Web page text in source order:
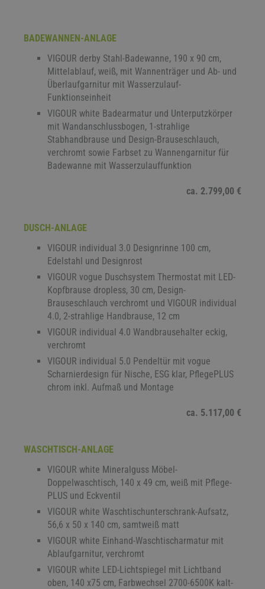
BADEWANNEN-ANLAGE
VIGOUR derby Stahl-Badewanne, 190 x 90 cm,
Mittelablauf, weiß, mit Wannenträger und Ab- und
Überlaufgarnitur mit Wasserzulauf-
Funktionseinheit
VIGOUR white Badearmatur und Unterputzkörper
mit Wandanschlussbogen, 1-strahlige
Stabhandbrause und Design-Brauseschlauch,
verchromt sowie Farbset zu Wannengarnitur für
Badewanne mit Wasserzulauffunktion
ca. 2.799,00 €
DUSCH-ANLAGE
VIGOUR individual 3.0 Designrinne 100 cm,
Edelstahl und Designrost
VIGOUR vogue Duschsystem Thermostat mit LED-
Kopfbrause dropless, 30 cm, Design-
Brauseschlauch verchromt und VIGOUR individual
4.0, 2-strahlige Handbrause, 12 cm
VIGOUR individual 4.0 Wandbrausehalter eckig,
verchromt
VIGOUR individual 5.0 Pendeltür mit vogue
Scharnierdesign für Nische, ESG klar, PflegePLUS
chrom inkl. Aufmaß und Montage
ca. 5.117,00 €
WASCHTISCH-ANLAGE
VIGOUR white Mineralguss Möbel-
Doppelwaschtisch, 140 x 49 cm, weiß mit Pflege-
PLUS und Eckventil
VIGOUR white Waschtischunterschrank-Aufsatz,
56,6 x 50 x 140 cm, samtweiß matt
VIGOUR white Einhand-Waschtischarmatur mit
Ablaufgarnitur, verchromt
VIGOUR white LED-Lichtspiegel mit Lichtband
oben, 140 x75 cm, Farbwechsel 2700-6500K kalt-